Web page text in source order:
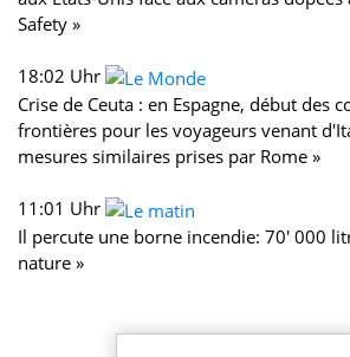
Safety »
18:02 Uhr
Crise de Ceuta : en Espagne, début des
frontières pour les voyageurs venant
mesures similaires prises par Rome »
11:01 Uhr
Il percute une borne incendie: 70' 000
nature »